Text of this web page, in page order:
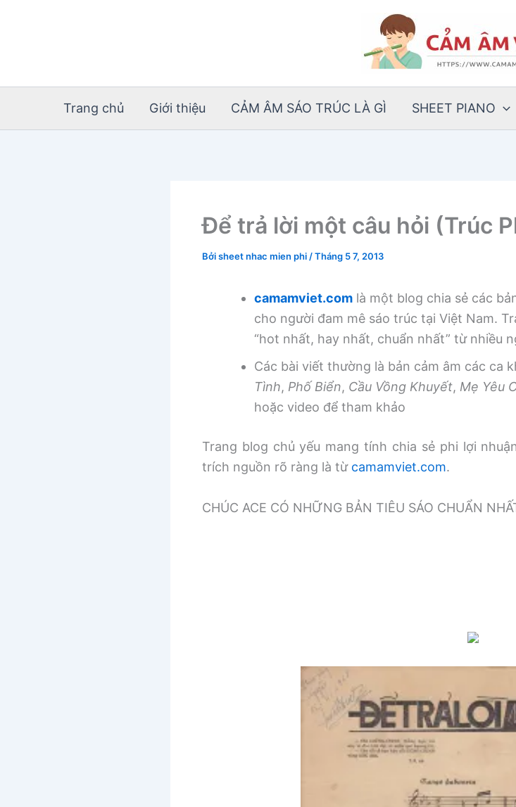
Trang chủ Giới thiệu CẢM ÂM SÁO TRÚC LÀ GÌ SHEET PIANO
Để trả lời một câu hỏi (Trúc
Bởisheet nhac mien phi /Tháng 5 7, 2013
camamviet.com là một blog chia sẻ các
cho người đam mê sáo trúc tại Việt Nam.
“hot nhất, hay nhất, chuẩn nhất” từ nhiều
Các bài viết thường là bản cảm âm các ca
Tình, Phố Biển, Cầu Vồng Khuyết, Mẹ Yêu
hoặc video để tham khảo
Trang blog chủ yếu mang tính chia sẻ phi lợi
trích nguồn rõ ràng là từ camamviet.com.
CHÚC ACE CÓ NHỮNG BẢN TIÊU SÁO CHUẨN